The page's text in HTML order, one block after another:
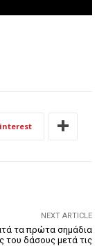
NEXT ARTICLE
τα πρώτα σημάδια
του δάσους μετά τις